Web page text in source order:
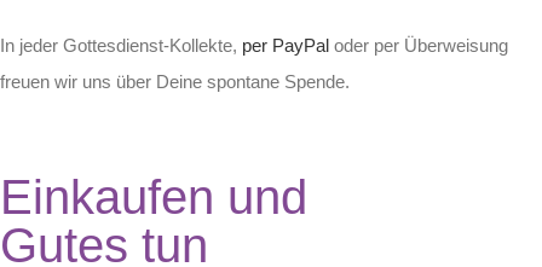
In jeder Gottesdienst-Kollekte, per PayPal oder per Überweisung
freuen wir uns über Deine spontane Spende.
Einkaufen und
Gutes tun